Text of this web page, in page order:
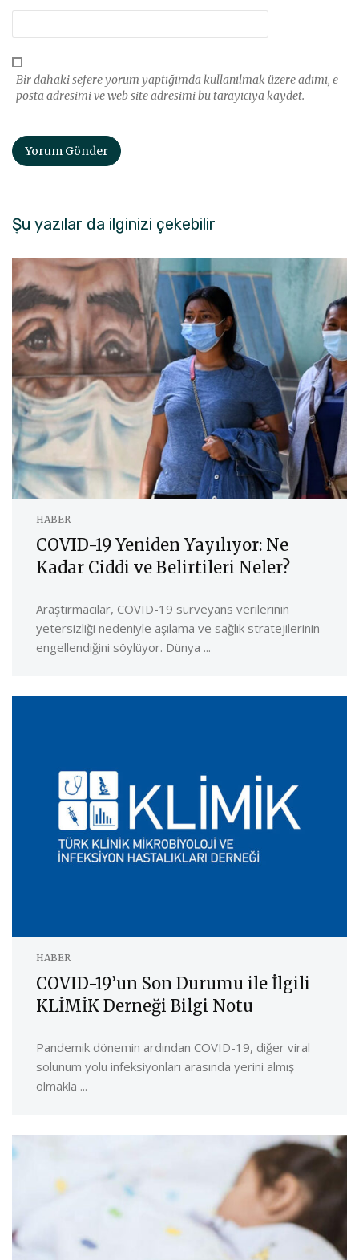
Bir dahaki sefere yorum yaptığımda kullanılmak üzere adımı, e-
posta adresimi ve web site adresimi bu tarayıcıya kaydet.
Şu yazılar da ilginizi çekebilir
HABER
COVID-19 Yeniden Yayılıyor: Ne
Kadar Ciddi ve Belirtileri Neler?
Araştırmacılar, COVID-19 sürveyans verilerinin
yetersizliği nedeniyle aşılama ve sağlık stratejilerinin
engellendiğini söylüyor. Dünya ...
HABER
COVID-19’un Son Durumu ile İlgili
KLİMİK Derneği Bilgi Notu
Pandemik dönemin ardından COVID-19, diğer viral
solunum yolu infeksiyonları arasında yerini almış
olmakla ...